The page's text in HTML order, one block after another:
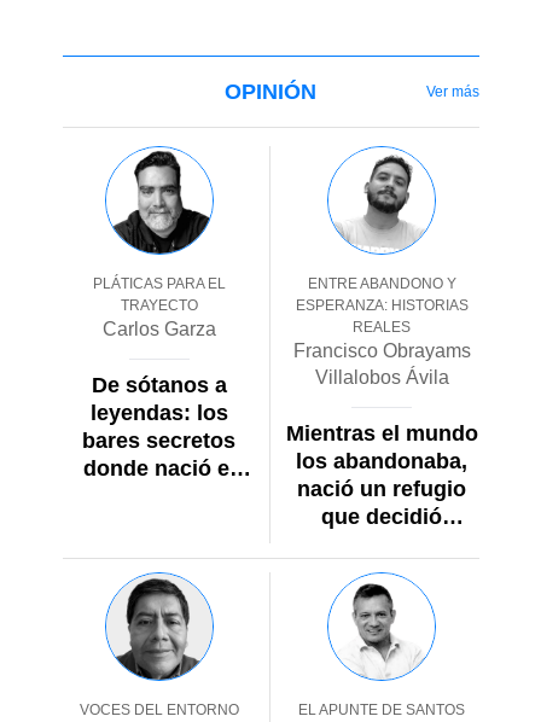
OPINIÓN Ver más
PLÁTICAS PARA EL
TRAYECTO
Carlos Garza
De sótanos a
leyendas: los
bares secretos
donde nació el
ENTRE ABANDONO Y
ESPERANZA: HISTORIAS
REALES
Francisco Obrayams
Villalobos Ávila
Mientras el mundo
los abandonaba,
nació un refugio
que decidió
VOCES DEL ENTORNO EL APUNTE DE SANTOS